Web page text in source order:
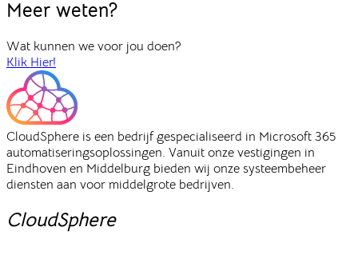
Meer weten?
Wat kunnen we voor jou doen?
Klik Hier!
CloudSphere is een bedrijf gespecialiseerd in Microsoft 365
automatiseringsoplossingen. Vanuit onze vestigingen in
Eindhoven en Middelburg bieden wij onze systeembeheer
diensten aan voor middelgrote bedrijven.
CloudSphere